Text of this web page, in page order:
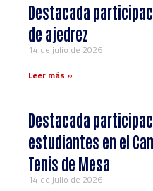
Destacada
de ajedrez
14 de julio de 2026
Leer más »
Destacada
estudiantes en el
Tenis de Mesa
14 de julio de 2026